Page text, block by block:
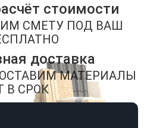
стоимости
СМЕТУ ПОД ВАШ
доставка
МАТЕРИАЛЫ
В СРОК
своё согласие на обработку моих
с ФЗ от 27.07.2006 № 152-ФЗ "О
и для целей, определенных в